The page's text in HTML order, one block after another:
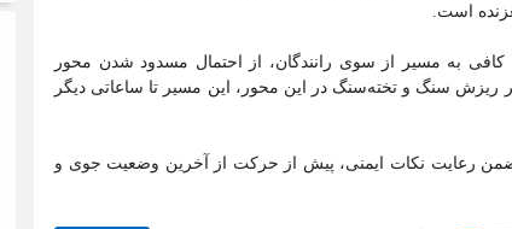
است.
به مسیر از سوی رانندگان، از احتمال مسدود شدن محور
ریزش سنگ و تخته‌سنگ در این محور، این مسیر تا ساعاتی دیگر
رعایت نکات ایمنی، پیش از حرکت از آخرین وضعیت جوی و